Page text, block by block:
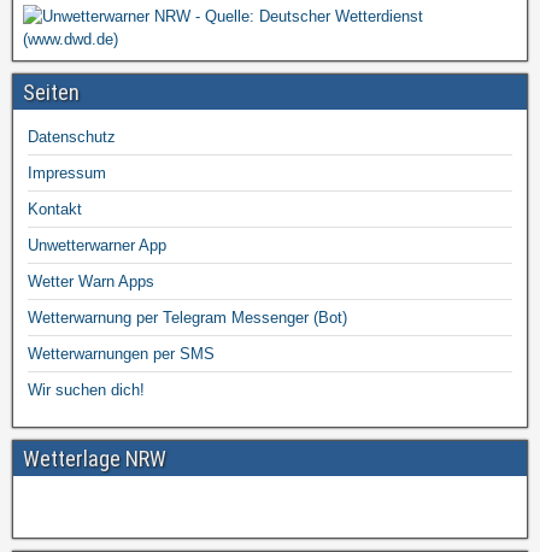
Seiten
Datenschutz
Impressum
Kontakt
Unwetterwarner App
Wetter Warn Apps
Wetterwarnung per Telegram Messenger (Bot)
Wetterwarnungen per SMS
Wir suchen dich!
Wetterlage NRW